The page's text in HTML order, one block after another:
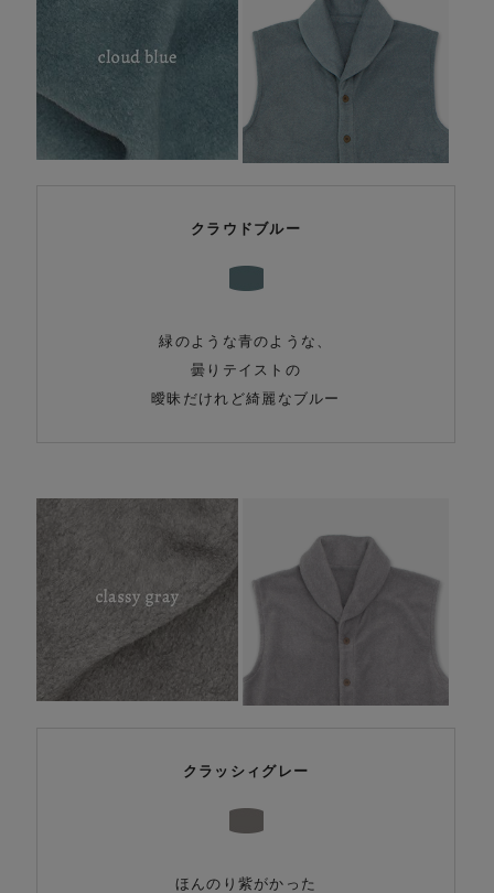
クラウドブルー
緑のような青のような、
曇りテイストの
曖昧だけれど綺麗なブルー
クラッシィグレー
ほんのり紫がかった